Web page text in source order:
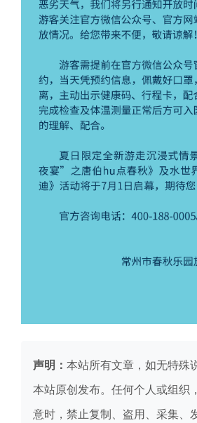
声明： 本站所有文章，如无特殊
本站原创发布。任何个人或组织
意时，禁止复制、盗用、采集、